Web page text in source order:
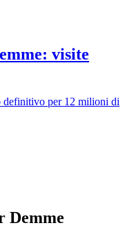
visite
definitivo per 12 milioni di
Demme